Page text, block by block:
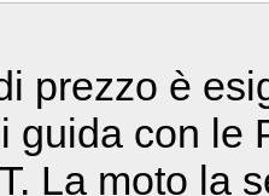
prezzo è
guida con le
La moto la